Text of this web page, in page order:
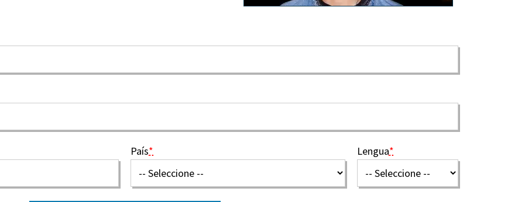
País* Lengua*